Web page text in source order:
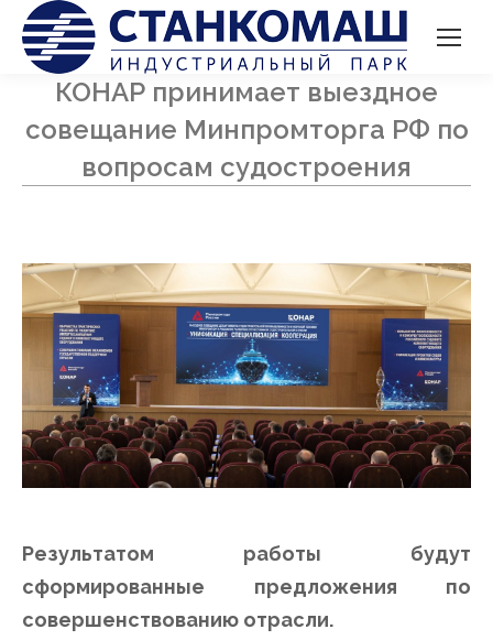
КОНАР принимает выездное
совещание Минпромторга РФ по
вопросам судостроения
Результатом работы будут
сформированные предложения по
совершенствованию отрасли.